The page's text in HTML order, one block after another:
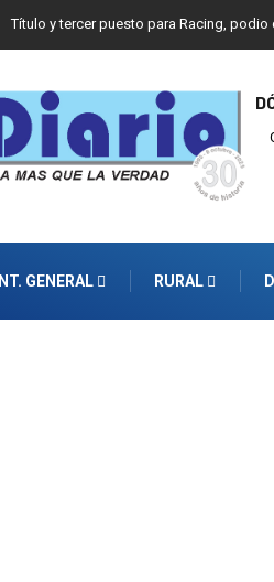
Título y tercer puesto para Racing, podio
INT. GENERAL RURAL